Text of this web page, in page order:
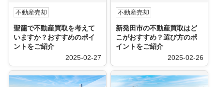
不動産売却
聖籠で不動産買取を考えて
いますか？おすすめのポイ
ントをご紹介
2025-02-27
不動産売却
新発田市の不動産買取はど
こがおすすめ？選び方のポ
イントをご紹介
2025-02-26